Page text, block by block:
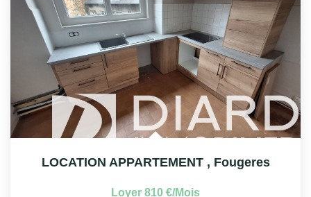
LOCATION APPARTEMENT , Fougeres
Loyer 810 €/mois